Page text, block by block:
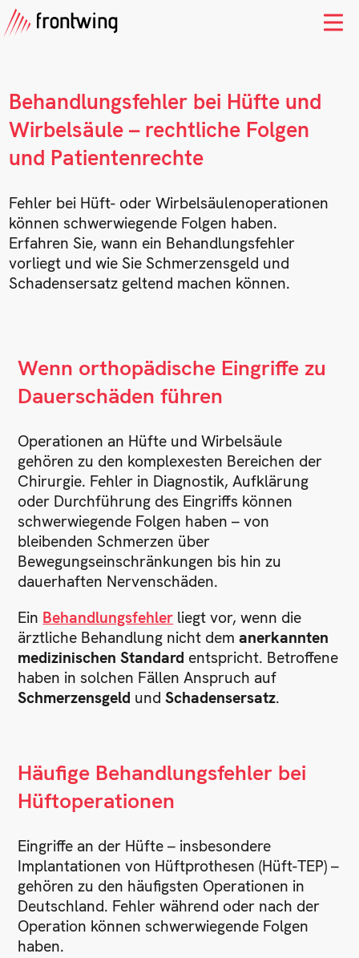
Behandlungsfehler bei Hüfte und
Wirbelsäule – rechtliche Folgen
und Patientenrechte
Fehler bei Hüft- oder Wirbelsäulenoperationen
können schwerwiegende Folgen haben.
Erfahren Sie, wann ein Behandlungsfehler
vorliegt und wie Sie Schmerzensgeld und
Schadensersatz geltend machen können.
Wenn orthopädische Eingriffe zu
Dauerschäden führen
Operationen an Hüfte und Wirbelsäule
gehören zu den komplexesten Bereichen der
Chirurgie. Fehler in Diagnostik, Aufklärung
oder Durchführung des Eingriffs können
schwerwiegende Folgen haben – von
bleibenden Schmerzen über
Bewegungseinschränkungen bis hin zu
dauerhaften Nervenschäden.
Ein Behandlungsfehler liegt vor, wenn die
ärztliche Behandlung nicht demanerkannten
medizinischen Standard entspricht. Betroffene
haben in solchen Fällen Anspruch auf
Schmerzensgeld undSchadensersatz.
Häufige Behandlungsfehler bei
Hüftoperationen
Eingriffe an der Hüfte – insbesondere
Implantationen von Hüftprothesen (Hüft-TEP) –
gehören zu den häufigsten Operationen in
Deutschland. Fehler während oder nach der
Operation können schwerwiegende Folgen
haben.